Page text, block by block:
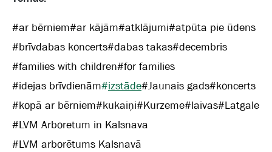
#ar bērniem#ar kājām#atklājumi#atpūta pie ūdens
#brīvdabas koncerts#dabas takas#decembris
#families with children#for families
#idejas brīvdienām#izstāde#Jaunais gads#koncerts
#kopā ar bērniem#kukaiņi#Kurzeme#laivas#Latgale
#LVM Arboretum in Kalsnava
#LVM arborētums Kalsnavā